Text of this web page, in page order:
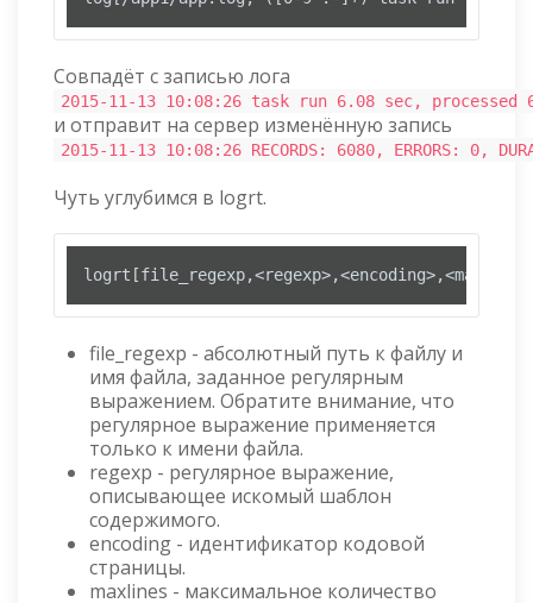
Совпадёт с записью лога
2015-11-13 10:08:26 task run 6.08 sec,
и отправит на сервер изменённую запись
2015-11-13 10:08:26 RECORDS: 6080, ERRORS: 0,
Чуть углубимся в logrt.
file_regexp - абсолютный путь к файлу и
имя файла, заданное регулярным
выражением. Обратите внимание, что
регулярное выражение применяется
только к имени файла.
regexp - регулярное выражение,
описывающее искомый шаблон
содержимого.
encoding - идентификатор кодовой
страницы.
maxlines - максимальное количество